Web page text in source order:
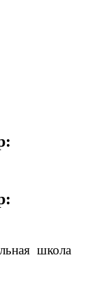
школа